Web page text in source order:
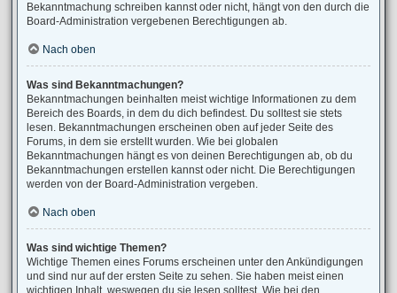
Bekanntmachung schreiben kannst oder nicht, hängt von den durch die
Board-Administration vergebenen Berechtigungen ab.
Nach oben
Was sind Bekanntmachungen?
Bekanntmachungen beinhalten meist wichtige Informationen zu dem
Bereich des Boards, in dem du dich befindest. Du solltest sie stets
lesen. Bekanntmachungen erscheinen oben auf jeder Seite des
Forums, in dem sie erstellt wurden. Wie bei globalen
Bekanntmachungen hängt es von deinen Berechtigungen ab, ob du
Bekanntmachungen erstellen kannst oder nicht. Die Berechtigungen
werden von der Board-Administration vergeben.
Nach oben
Was sind wichtige Themen?
Wichtige Themen eines Forums erscheinen unter den Ankündigungen
und sind nur auf der ersten Seite zu sehen. Sie haben meist einen
wichtigen Inhalt, weswegen du sie lesen solltest. Wie bei den